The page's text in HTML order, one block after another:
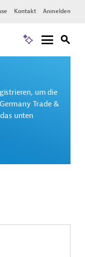
Kontakt Anmelden
um die
Trade &
unten